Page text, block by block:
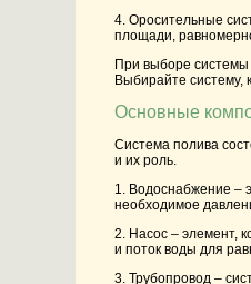
4. Оросительные
площади,
При выборе системы
Выбирайте систему,
Основные
Система полива
и их роль.
1. Водоснабжение –
необходимое
2. Насос – элемент,
и поток воды для
3. Трубопровод –